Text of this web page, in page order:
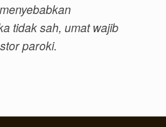
tidak sah, umat wajib
paroki.